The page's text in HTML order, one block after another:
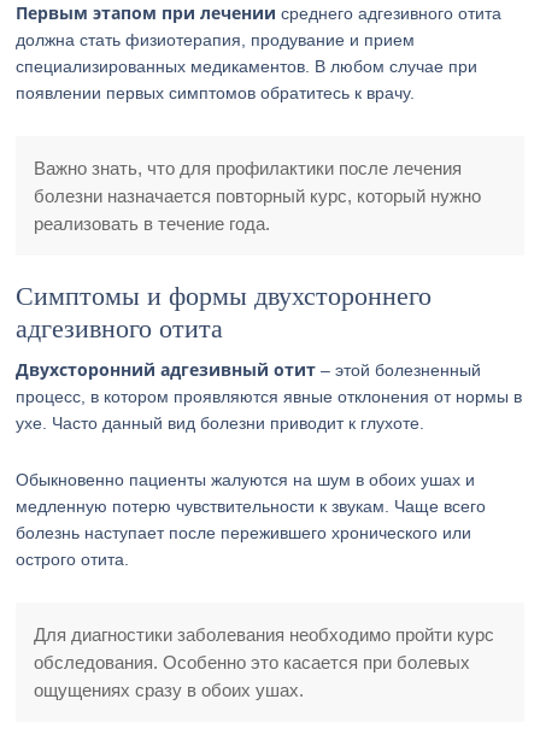
Первым этапом при лечении среднего адгезивного отита
должна стать физиотерапия, продувание и прием
специализированных медикаментов. В любом случае при
появлении первых симптомов обратитесь к врачу.
Важно знать, что для профилактики после лечения
болезни назначается повторный курс, который нужно
реализовать в течение года.
Симптомы и формы двухстороннего
адгезивного отита
Двухсторонний адгезивный отит – этой болезненный
процесс, в котором проявляются явные отклонения от нормы в
ухе. Часто данный вид болезни приводит к глухоте.
Обыкновенно пациенты жалуются на шум в обоих ушах и
медленную потерю чувствительности к звукам. Чаще всего
болезнь наступает после пережившего хронического или
острого отита.
Для диагностики заболевания необходимо пройти курс
обследования. Особенно это касается при болевых
ощущениях сразу в обоих ушах.